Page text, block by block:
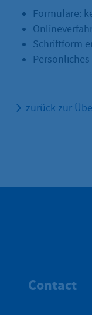
Formulare:
Schriftform
zurück zur
Contact